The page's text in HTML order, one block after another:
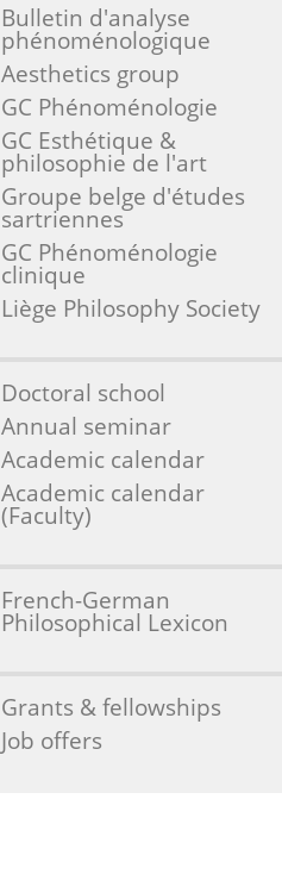
Bulletin d'analyse
phénoménologique
Aesthetics group
GC Phénoménologie
GC Esthétique &
philosophie de l'art
Groupe belge d'études
sartriennes
GC Phénoménologie
clinique
Liège Philosophy Society
Doctoral school
Annual seminar
Academic calendar
Academic calendar
(Faculty)
French-German
Philosophical Lexicon
Grants & fellowships
Job offers